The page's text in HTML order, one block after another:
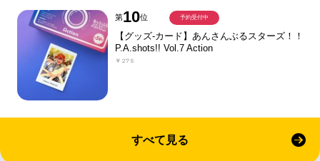
第10位
【グッズ-カード】あんさんぶるスターズ！！
P.A.shots!! Vol.7 Action
￥275
予約受付中
すべて見る